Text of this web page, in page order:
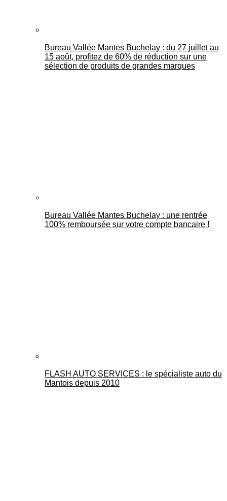
Bureau Vallée Mantes Buchelay : du 27 juillet au
15 août, profitez de 60% de réduction sur une
sélection de produits de grandes marques
Bureau Vallée Mantes Buchelay : une rentrée
100% remboursée sur votre compte bancaire !
FLASH AUTO SERVICES : le spécialiste auto du
Mantois depuis 2010